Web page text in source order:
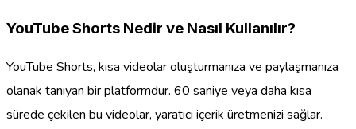
YouTube Shorts Nedir ve Nasıl Kullanılır?
YouTube Shorts, kısa videolar oluşturmanıza ve paylaşmanıza
olanak tanıyan bir platformdur. 60 saniye veya daha kısa
sürede çekilen bu videolar, yaratıcı içerik üretmenizi sağlar.